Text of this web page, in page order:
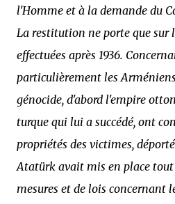
l'Homme et à la demande du
La restitution ne porte que sur
effectuées après 1936.
particulièrement les
génocide, d'abord l'empire
turque qui lui a succédé, ont
propriétés des victimes,
Atatürk avait mis en place tout
mesures et de lois concernant